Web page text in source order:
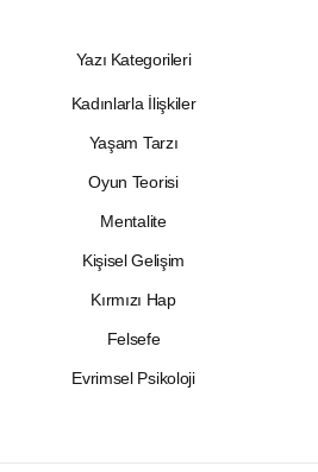
Yazı Kategorileri
Kadınlarla İlişkiler
Yaşam Tarzı
Oyun Teorisi
Mentalite
Kişisel Gelişim
Kırmızı Hap
Felsefe
Evrimsel Psikoloji